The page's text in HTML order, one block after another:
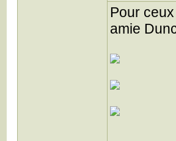
Pour
amie